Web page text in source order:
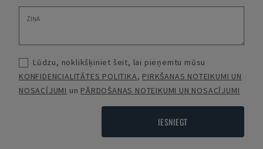
Lūdzu, noklikšķiniet šeit, lai pieņemtu mūsu
KONFIDENCIALITĀTES POLITIKA, PIRKŠANAS NOTEIKUMI UN
NOSACĪJUMI un PĀRDOŠANAS NOTEIKUMI UN NOSACĪJUMI
IESNIEGT